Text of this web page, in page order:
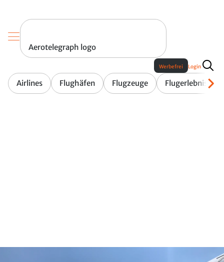
Aerotelegraph logo
Airlines Flughäfen Flugzeuge Flugerlebnis
Werbefrei Login